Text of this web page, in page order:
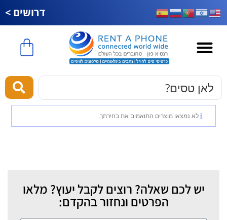
דרושים >
לא נמצאו מוצרים התואמים את בחירתך.
יש לכם שאלה? רוצים לקבל יעוץ? מלאו
הפרטים ונחזור בהקדם: